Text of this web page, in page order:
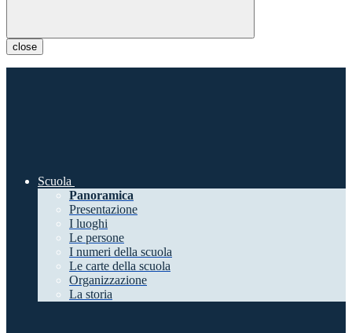
close
Scuola
Panoramica
Presentazione
I luoghi
Le persone
I numeri della scuola
Le carte della scuola
Organizzazione
La storia